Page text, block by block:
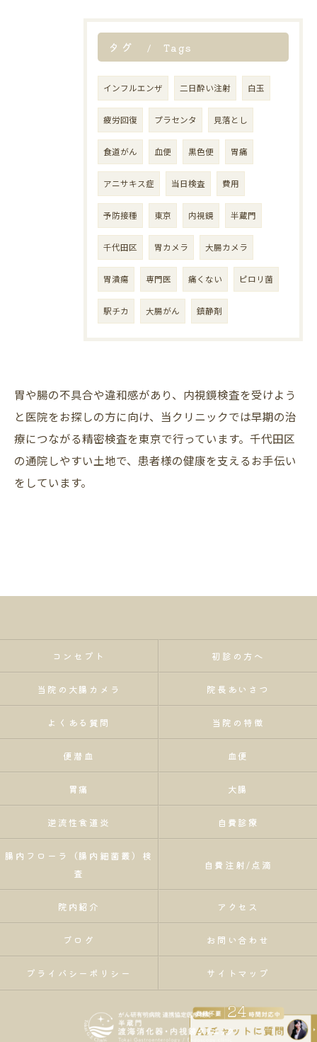
タグ Tags
インフルエンザ 二日酔い注射 白玉
疲労回復 プラセンタ 見落とし
食道がん 血便 黒色便 胃痛
アニサキス症 当日検査 費用
予防接種 東京 内視鏡 半蔵門
千代田区 胃カメラ 大腸カメラ
胃潰瘍 専門医 痛くない ピロリ菌
駅チカ 大腸がん 鎮静剤
胃や腸の不具合や違和感があり、内視鏡検査を受けよう
と医院をお探しの方に向け、当クリニックでは早期の治
療につながる精密検査を東京で行っています。千代田区
の通院しやすい土地で、患者様の健康を支えるお手伝い
をしています。
コンセプト 初診の方へ
当院の大腸カメラ 院長あいさつ
よくある質問 当院の特徴
便潜血 血便
胃痛 大腸
逆流性食道炎 自費診療
腸内フローラ（腸内細菌叢）検
査
自費注射/点滴
院内紹介 アクセス
ブログ お問い合わせ
プライバシーポリシー サイトマップ